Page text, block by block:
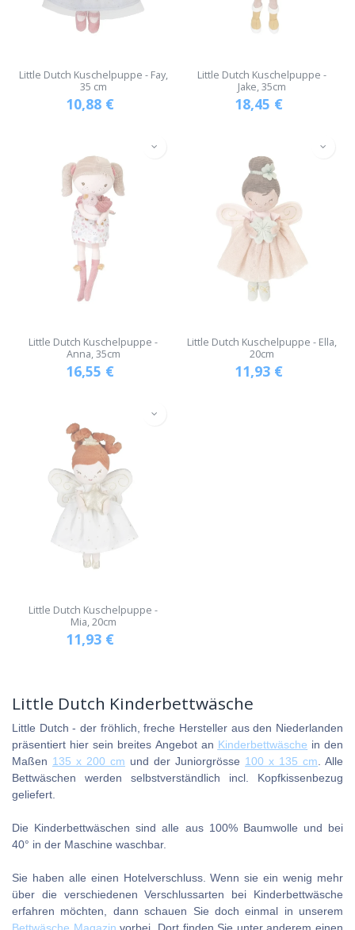
Little Dutch Kuschelpuppe - Fay,
35 cm
10,88 €
Little Dutch Kuschelpuppe -
Jake, 35cm
18,45 €
Little Dutch Kuschelpuppe -
Anna, 35cm
16,55 €
Little Dutch Kuschelpuppe - Ella,
20cm
11,93 €
Little Dutch Kuschelpuppe -
Mia, 20cm
11,93 €
Little Dutch Kinderbettwäsche
Little Dutch - der fröhlich, freche Hersteller aus den Niederlanden
präsentiert hier sein breites Angebot an Kinderbettwäsche in den
Maßen 135 x 200 cm und der Juniorgrösse 100 x 135 cm . Alle
Bettwäschen werden selbstverständlich incl. Kopfkissenbezug
geliefert.
Die Kinderbettwäschen sind alle aus 100% Baumwolle und bei
40° in der Maschine waschbar.
Sie haben alle einen Hotelverschluss. Wenn sie ein wenig mehr
über die verschiedenen Verschlussarten bei Kinderbettwäsche
erfahren möchten, dann schauen Sie doch einmal in unserem
Bettwäsche Magazin vorbei. Dort finden Sie unter anderem einen